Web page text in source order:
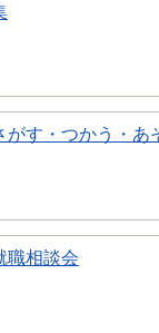
す・つかう・あ
相談会